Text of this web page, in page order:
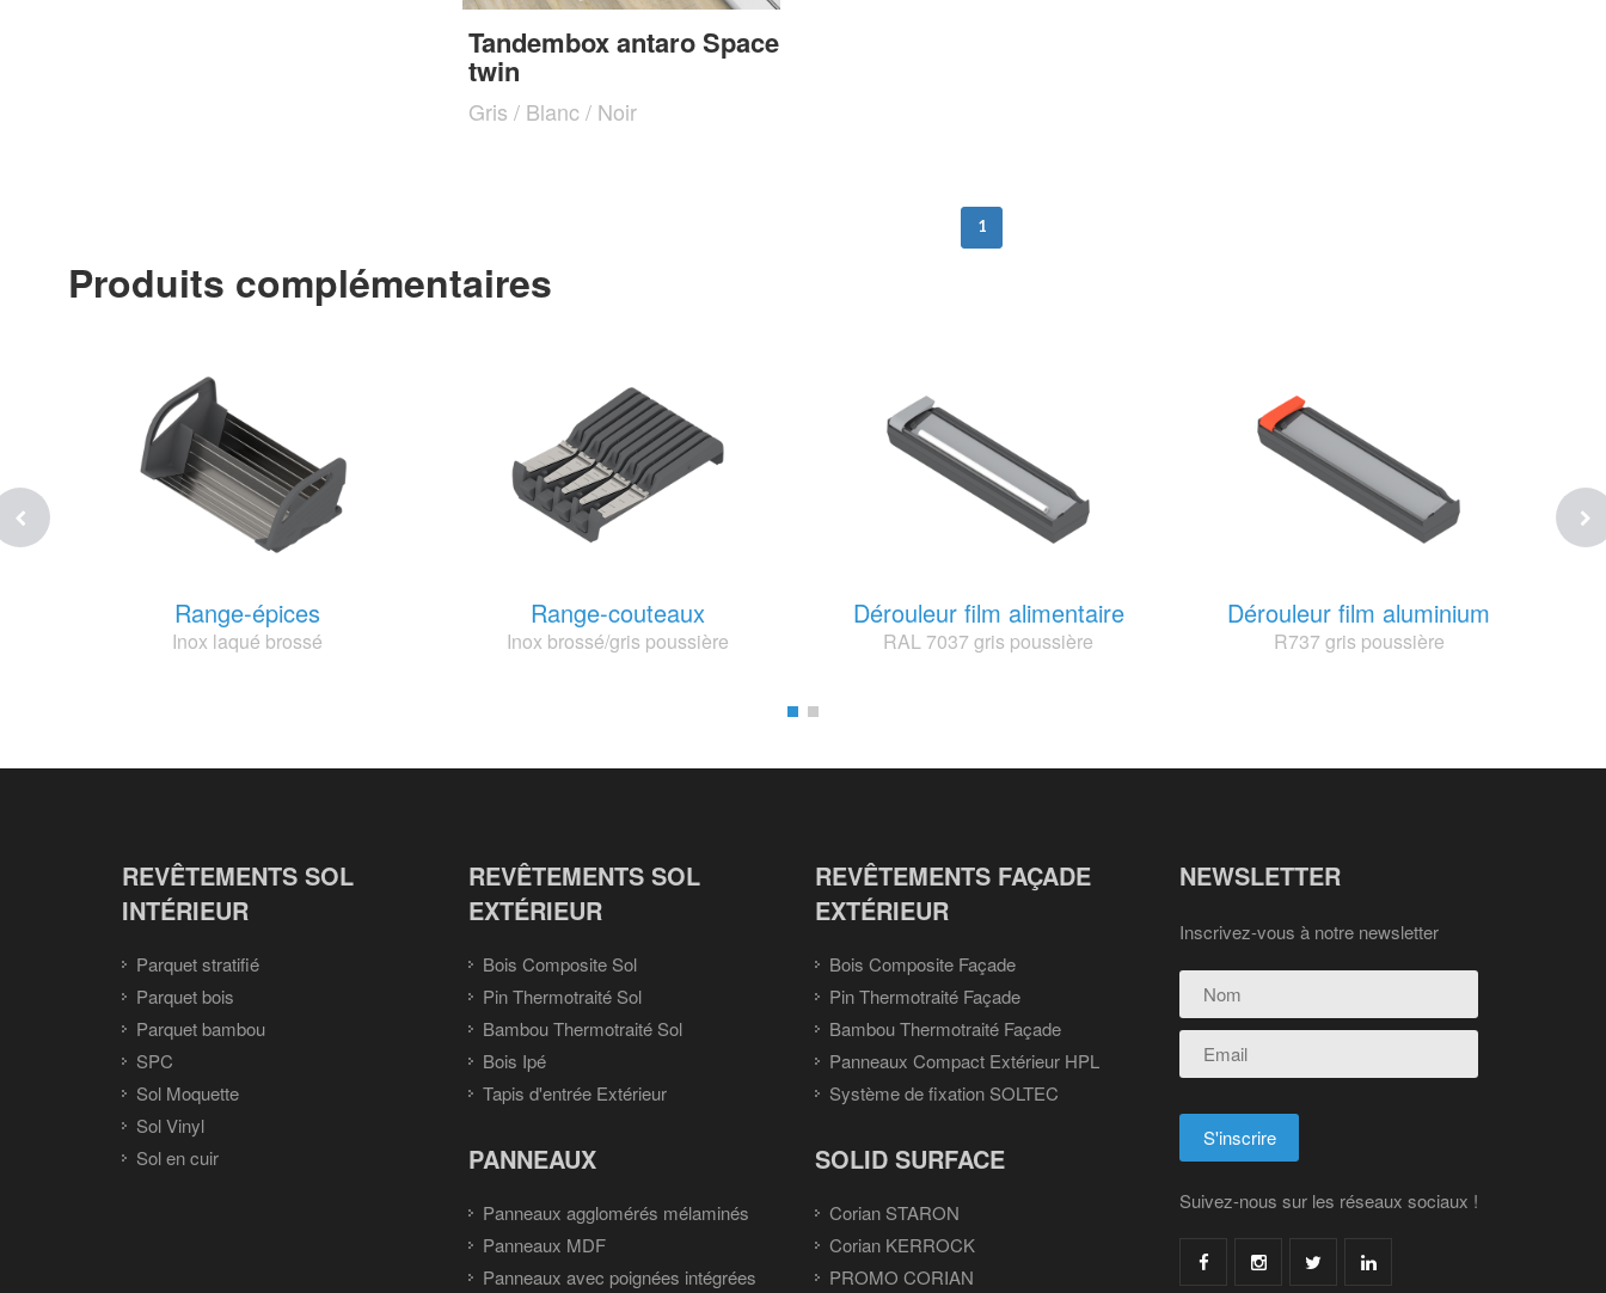
Tandembox antaro Space
twin
Gris / Blanc / Noir
1
Produits complémentaires
Range-épices
Inox laqué brossé
Range-couteaux
Inox brossé/gris poussière
Dérouleur film alimentaire
RAL 7037 gris poussière
Dérouleur film aluminium
R737 gris poussière
REVÊTEMENTS SOL
INTÉRIEUR
Parquet stratifié
Parquet bois
Parquet bambou
SPC
Sol Moquette
Sol Vinyl
Sol en cuir
REVÊTEMENTS SOL
EXTÉRIEUR
Bois Composite Sol
Pin Thermotraité Sol
Bambou Thermotraité Sol
Bois Ipé
Tapis d'entrée Extérieur
REVÊTEMENTS FAÇADE
EXTÉRIEUR
Bois Composite Façade
Pin Thermotraité Façade
Bambou Thermotraité Façade
Panneaux Compact Extérieur HPL
Système de fixation SOLTEC
PANNEAUX
Panneaux agglomérés mélaminés
Panneaux MDF
Panneaux avec poignées intégrées
SOLID SURFACE
Corian STARON
Corian KERROCK
PROMO CORIAN
NEWSLETTER
Inscrivez-vous à notre newsletter
Suivez-nous sur les réseaux sociaux !